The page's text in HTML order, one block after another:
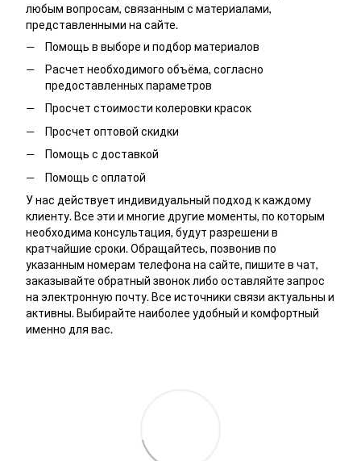
любым вопросам, связанным с материалами,
представленными на сайте.
Помощь в выборе и подбор материалов
Расчет необходимого объёма, согласно
предоставленных параметров
Просчет стоимости колеровки красок
Просчет оптовой скидки
Помощь с доставкой
Помощь с оплатой
У нас действует индивидуальный подход к каждому
клиенту. Все эти и многие другие моменты, по которым
необходима консультация, будут разрешени в
кратчайшие сроки. Обращайтесь, позвонив по
указанным номерам телефона на сайте, пишите в чат,
заказывайте обратный звонок либо оставляйте запрос
на электронную почту. Все источники связи актуальны и
активны. Выбирайте наиболее удобный и комфортный
именно для вас.